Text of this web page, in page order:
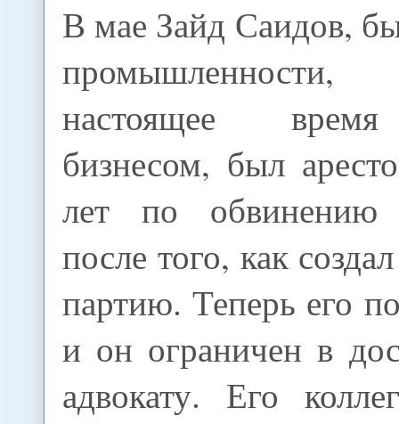
В мае Зайд Саидов,
настоящее время
бизнесом, был
лет по обвинению
после того, как
партию. Теперь его
и он ограничен в
адвокату. Его